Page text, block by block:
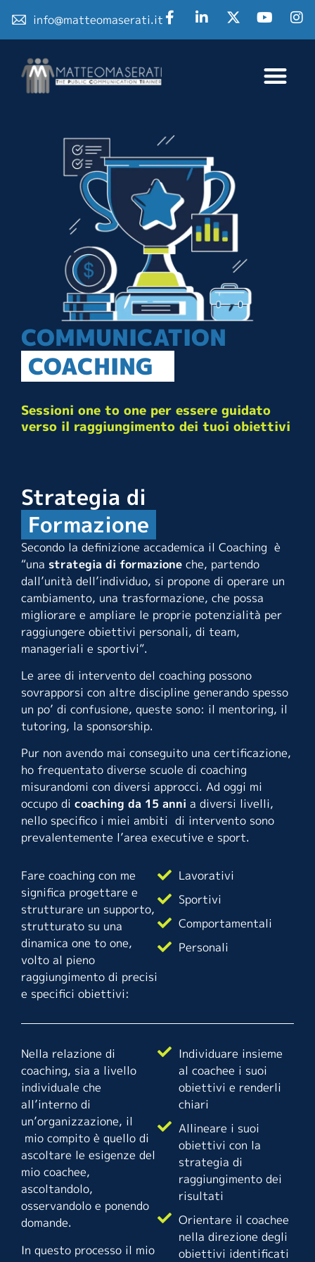
info@matteomaserati.it
COMMUNICATION
COACHING
Sessioni one to one per essere guidato
verso il raggiungimento dei tuoi obiettivi
Strategia di
Formazione
Secondo la definizione accademica il Coaching è
“una strategia di formazione che, partendo
dall’unità dell’individuo, si propone di operare un
cambiamento, una trasformazione, che possa
migliorare e ampliare le proprie potenzialità per
raggiungere obiettivi personali, di team,
manageriali e sportivi”.
Le aree di intervento del coaching possono
sovrapporsi con altre discipline generando spesso
un po’ di confusione, queste sono: il mentoring, il
tutoring, la sponsorship.
Pur non avendo mai conseguito una certificazione,
ho frequentato diverse scuole di coaching
misurandomi con diversi approcci. Ad oggi mi
occupo di coaching da 15 anni a diversi livelli,
nello specifico i miei ambiti di intervento sono
prevalentemente l’area executive e sport.
Fare coaching con me
significa progettare e
strutturare un supporto,
strutturato su una
dinamica one to one,
volto al pieno
raggiungimento di precisi
e specifici obiettivi:
Lavorativi
Sportivi
Comportamentali
Personali
Nella relazione di
coaching, sia a livello
individuale che
all’interno di
un’organizzazione, il
mio compito è quello di
ascoltare le esigenze del
mio coachee,
ascoltandolo,
osservandolo e ponendo
domande.
In questo processo il mio
Individuare insieme
al coachee i suoi
obiettivi e renderli
chiari
Allineare i suoi
obiettivi con la
strategia di
raggiungimento dei
risultati
Orientare il coachee
nella direzione degli
obiettivi identificati